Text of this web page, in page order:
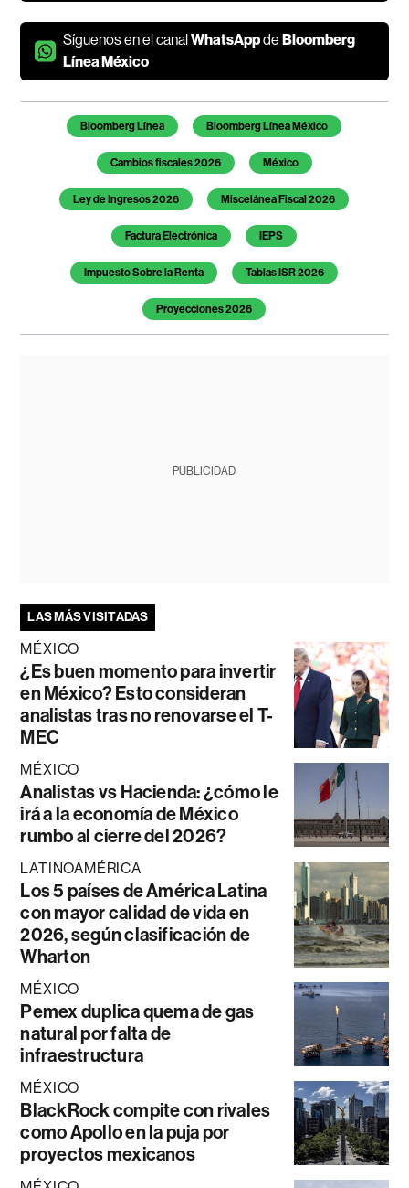
Síguenos en el canalWhatsAppdeBloomberg
Línea México
Temas de este artículo
Bloomberg Línea Bloomberg Línea México
Cambios fiscales 2026 México
Ley de Ingresos 2026 Miscelánea Fiscal 2026
Factura Electrónica IEPS
Impuesto Sobre la Renta Tablas ISR 2026
Proyecciones 2026
PUBLICIDAD
LAS MÁS VISITADAS
MÉXICO
¿Es buen momento para invertir
en México? Esto consideran
analistas tras no renovarse el T-
MEC
MÉXICO
Analistas vs Hacienda: ¿cómo le
irá a la economía de México
rumbo al cierre del 2026?
LATINOAMÉRICA
Los 5 países de América Latina
con mayor calidad de vida en
2026, según clasificación de
Wharton
MÉXICO
Pemex duplica quema de gas
natural por falta de
infraestructura
MÉXICO
BlackRock compite con rivales
como Apollo en la puja por
proyectos mexicanos